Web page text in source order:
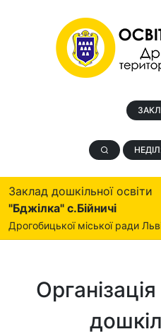
Заклад дошкільної освіти
"Бджілка" с.Бійничі
Дрогобицької міської ради